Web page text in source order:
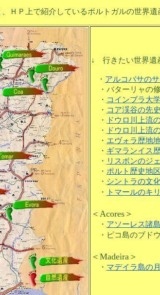
ＨＰ上で紹介しているポルトガルの世界遺
↓ 行きたい世界遺
・ アルコバサの
・バターリャの
・ コインブラ大学
・ コア渓谷の先
・
ドウロ川上流
・
ドウロ川上流
・ エヴォラ歴地
・ ギマランイス
・ リスボンのジ
・ ポルト歴史地区
・ シントラの文
・
トマールのキ
＜Acores＞
・ アソーレス諸
・ピコ島のブド
＜Madeira＞
・ マデイラ島の